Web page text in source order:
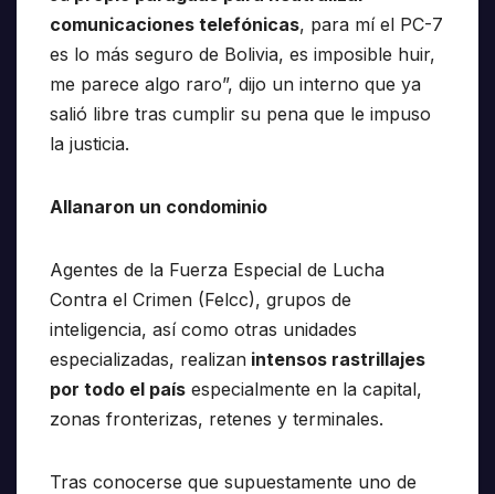
comunicaciones telefónicas, para mí el PC-7
es lo más seguro de Bolivia, es imposible huir,
me parece algo raro”, dijo un interno que ya
salió libre tras cumplir su pena que le impuso
la justicia.
Allanaron un condominio
Agentes de la Fuerza Especial de Lucha
Contra el Crimen (Felcc), grupos de
inteligencia, así como otras unidades
especializadas, realizan intensos rastrillajes
por todo el país especialmente en la capital,
zonas fronterizas, retenes y terminales.
Tras conocerse que supuestamente uno de